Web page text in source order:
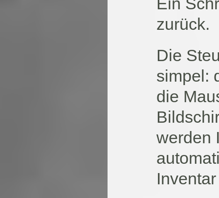
zurück.
Die
simpel:
die
werden